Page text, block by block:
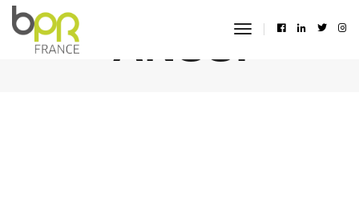
toggle
ANSSI